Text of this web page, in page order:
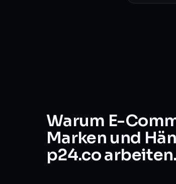
Warum E-
Marken und
p24.co arbeiten.